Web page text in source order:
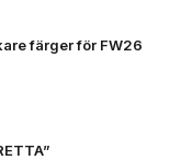
färger för FW26